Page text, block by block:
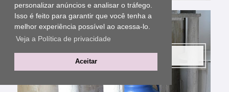
personalizar anúncios e analisar o tráfego.
Isso é feito para garantir que você tenha a
melhor experiência possível ao acessa-lo.
Veja a Política de privacidade
Aceitar
Hoje foi meu dia de fotógrafa